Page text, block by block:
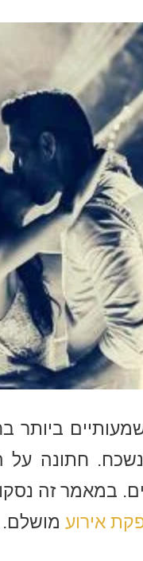
ביותר
חתונה על
במאמר זה
אירוע מושלם.